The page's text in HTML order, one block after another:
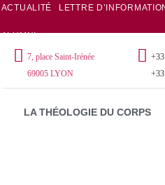
ACTUALITÉ LETTRE
ALUMNI
7, place Saint-Irénée
69005 LYON
LA THÉOLOGIE DU CORPS